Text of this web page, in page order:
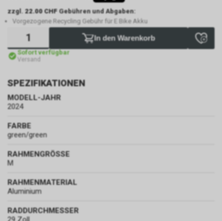
zzgl. 22.00 CHF Gebühren und Abgaben:
Vorgezogene Recycling Gebühr für E Bike Akku
In den Warenkorb
Sofort verfügbar
Versand
SPEZIFIKATIONEN
MODELL-JAHR
2024
FARBE
green/green
RAHMENGRÖSSE
M
RAHMENMATERIAL
Aluminium
RADDURCHMESSER